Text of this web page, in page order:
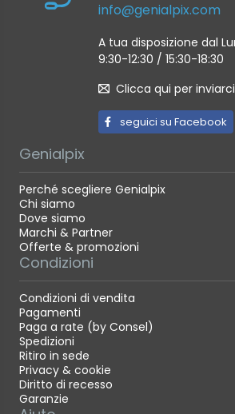
info@genialpix.com
A tua disposizione dal
9:30-12:30 / 15:30-18:30
Clicca qui per
seguici su Facebook
Genialpix
Perché scegliere Genialpix
Chi siamo
Dove siamo
Marchi & Partner
Offerte & promozioni
Condizioni
Condizioni di vendita
Pagamenti
Paga a rate (by Consel)
Spedizioni
Ritiro in sede
Privacy & cookie
Diritto di recesso
Garanzie